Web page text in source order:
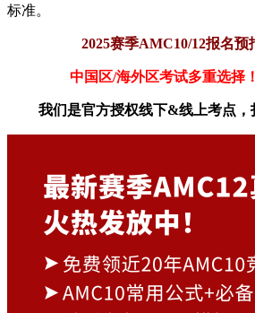
标准。
2025赛季AMC10/12报名预
中国区/海外区考试多重选择
我们是官方授权线下&线上考点